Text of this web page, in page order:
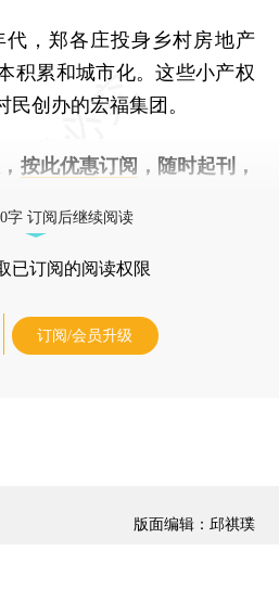
，郑各庄投身乡村房地产
积累和城市化。这些小产权
创办的宏福集团。
按此优惠订阅 ，随时起刊，
字 订阅后继续阅读
已订阅的阅读权限
订阅/会员升级
版面编辑：邱祺璞